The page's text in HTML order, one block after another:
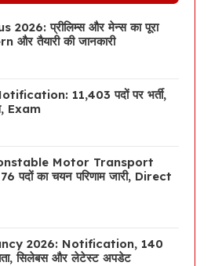
प्रीलिम्स और मेन्स का पूरा
तैयारी की जानकारी
11,403 पदों पर भर्ती,
Exam
Motor Transport
पदों का चयन परिणाम जारी, Direct
2026: Notification, 140
सिलेबस और लेटेस्ट अपडेट